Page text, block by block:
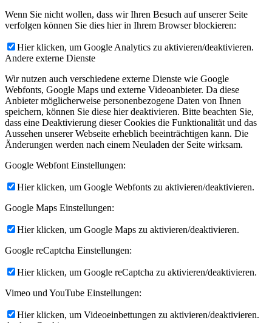
Wenn Sie nicht wollen, dass wir Ihren Besuch auf unserer Seite
verfolgen können Sie dies hier in Ihrem Browser blockieren:
Hier klicken, um Google Analytics zu aktivieren/deaktivieren.
Andere externe Dienste
Wir nutzen auch verschiedene externe Dienste wie Google
Webfonts, Google Maps und externe Videoanbieter. Da diese
Anbieter möglicherweise personenbezogene Daten von Ihnen
speichern, können Sie diese hier deaktivieren. Bitte beachten Sie,
dass eine Deaktivierung dieser Cookies die Funktionalität und das
Aussehen unserer Webseite erheblich beeinträchtigen kann. Die
Änderungen werden nach einem Neuladen der Seite wirksam.
Google Webfont Einstellungen:
Hier klicken, um Google Webfonts zu aktivieren/deaktivieren.
Google Maps Einstellungen:
Hier klicken, um Google Maps zu aktivieren/deaktivieren.
Google reCaptcha Einstellungen:
Hier klicken, um Google reCaptcha zu aktivieren/deaktivieren.
Vimeo und YouTube Einstellungen:
Hier klicken, um Videoeinbettungen zu aktivieren/deaktivieren.